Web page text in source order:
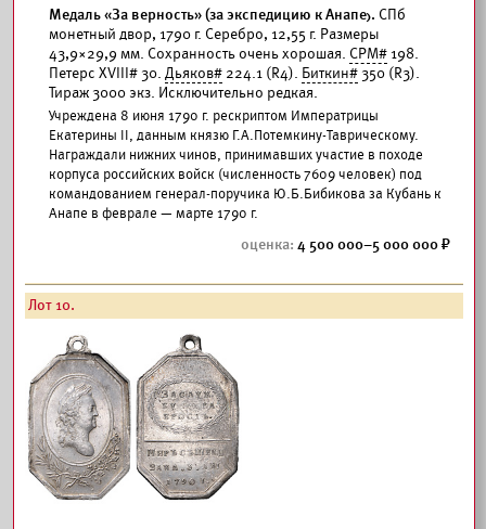
Медаль «За верность» (за экспедицию к Анапе). СПб
монетный двор, 1790 г. Серебро, 12,55 г. Размеры
43,9×29,9 мм. Сохранность очень хорошая. СРМ# 198.
Петерс XVIII# 30. Дьяков# 224.1 (R4). Биткин#350 (R3).
Тираж 3000 экз. Исключительно редкая.
Учреждена 8 июня 1790 г. рескриптом Императрицы
Екатерины II, данным князю Г.А.Потемкину-Таврическому.
Награждали нижних чинов, принимавших участие в походе
корпуса российских войск (численность 7609 человек) под
командованием генерал-поручика Ю.Б.Бибикова за Кубань к
Анапе в феврале — марте 1790 г.
4 500 000–5 000 000
Лот 10.